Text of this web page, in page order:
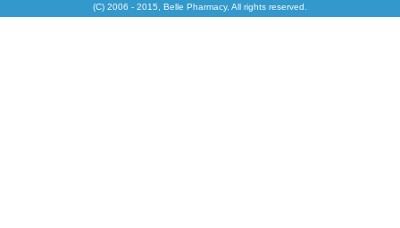
(C) 2006 - 2015, Belle Pharmacy, All rights reserved.